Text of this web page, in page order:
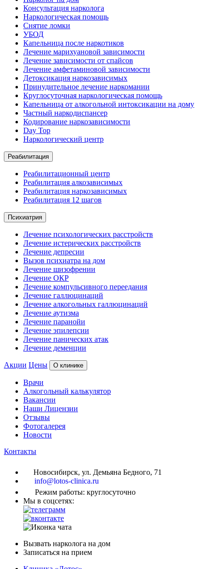
Консультация нарколога
Наркологическая помощь
Снятие ломки
УБОД
Капельница после наркотиков
Лечение марихуановой зависимости
Лечение зависимости от спайсов
Лечение амфетаминовой зависимости
Детоксикация наркозависимых
Принудительное лечение наркомании
Круглосуточная наркологическая помощь
Капельница от алкогольной интоксикации на дому
Частный наркодиспансер
Кодирование наркозависимости
Day Top
Наркологический центр
Реабилитация
Реабилитационный центр
Реабилитация алкозависимых
Реабилитация наркозависимых
Реабилитация 12 шагов
Психиатрия
Лечение психологических расстройств
Лечение истерических расстройств
Лечение депресии
Вызов психиатра на дом
Лечение шизофрении
Лечение ОКР
Лечение компульсивного переедания
Лечение галлюцинаций
Лечение алкогольных галлюцинаций
Лечение аутизма
Лечение паранойи
Лечение эпилепсии
Лечение панических атак
Лечение деменции
Акции Цены О клинике
Врачи
Алкогольный калькулятор
Вакансии
Наши Лицензии
Отзывы
Фотогалерея
Новости
Контакты
Новосибирск, ул. Демьяна Бедного, 71
info@lotos-clinica.ru
Режим работы: круглосуточно
Мы в соцсетях:
Вызвать нарколога на дом
Записаться на прием